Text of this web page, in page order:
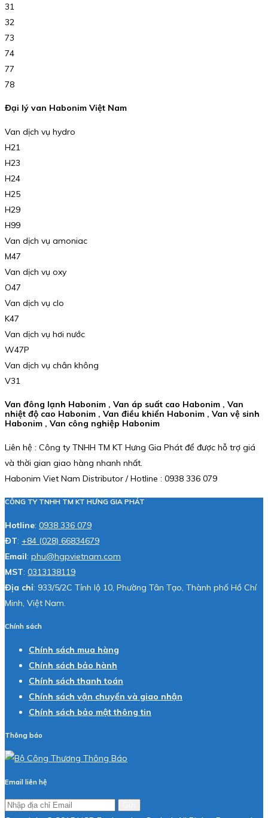
31
32
73
74
77
78
Đại lý van Habonim Việt Nam
Van dịch vụ hydro
H21
H23
H24
H25
H29
H99
Van dịch vụ amoniac
M47
Van dịch vụ oxy
O47
Van dịch vụ clo
K47
Van dịch vụ hơi nước
W47P
Van dịch vụ chân không
V31
Van đông lạnh Habonim , Van áp suất cao Habonim , Van
nhiệt độ cao Habonim , Van điều khiển Habonim , Van vệ sinh
Habonim , Van công nghiệp Habonim
Liên hệ : Công ty TNHH TM KT Hưng Gia Phát để được hỗ trợ giá
và thời gian giao hàng nhanh nhất.
Habonim Viet Nam Distributor / Hotline : 0938 336 079
CÔNG TY TNHH TM KT HƯNG GIA PHÁT
Hotline: 0938 336 079
ĐT: +84 (028) 66834679
Email: phu@hgpvietnam.com
MST: 0313138119
Địa chỉ: 933/5/2C Tỉnh lộ 10, Phường Tân Tạo, Thành phố Hồ Chí
Minh, Việt Nam.
Chính sách
Chính sách mua hàng
Chính sách bảo hành
Chính sách thanh toán
Chính sách vận chuyển và giao nhận
Chính sách bảo mật thông tin
Thông báo
Email liên hệ